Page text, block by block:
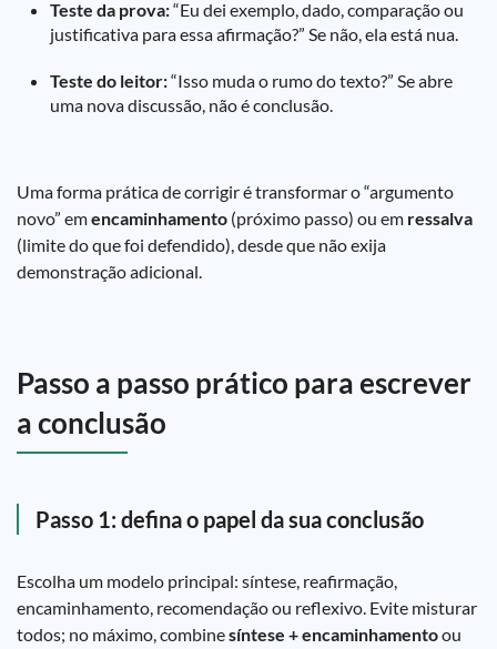
Teste da prova:“Eu dei exemplo, dado, comparação ou
justificativa para essa afirmação?” Se não, ela está nua.
Teste do leitor:“Isso muda o rumo do texto?” Se abre
uma nova discussão, não é conclusão.
Uma forma prática de corrigir é transformar o “argumento
novo” emencaminhamento (próximo passo) ou em ressalva
(limite do que foi defendido), desde que não exija
demonstração adicional.
Passo a passo prático para escrever
a conclusão
Passo 1: defina o papel da sua conclusão
Escolha um modelo principal: síntese, reafirmação,
encaminhamento, recomendação ou reflexivo. Evite misturar
todos; no máximo, combinesíntese + encaminhamentoou